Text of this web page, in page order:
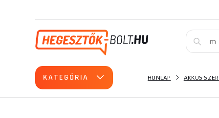
KATEGÓRIA HONLAP AKKUS